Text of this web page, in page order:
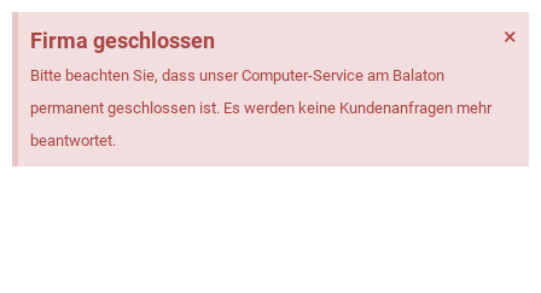
Firma geschlossen
Bitte beachten Sie, dass unser Computer-Service am Balaton
permanent geschlossen ist. Es werden keine Kundenanfragen mehr
beantwortet.
×